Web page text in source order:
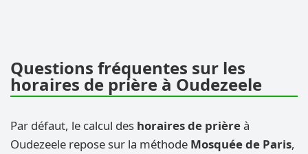
Questions fréquentes sur les
horaires de prière à Oudezeele
Par défaut, le calcul des horaires de prièreà
Oudezeele repose sur la méthode Mosquée de Paris,